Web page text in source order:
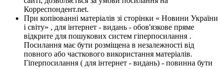
Корреспондент.net.
При копіюванні матеріалів зі сторінки « Новини України
і світу» , для інтернет - видань - обов'язкове пряме
відкрите для пошукових систем гіперпосилання .
Посилання має бути розміщена в незалежності від
повного або часткового використання матеріалів.
Гіперпосилання ( для інтернет - видань) - повинна бути